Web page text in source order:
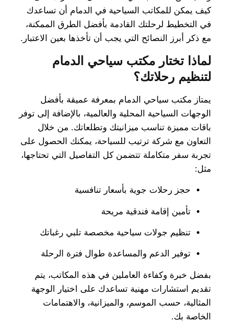
كيف يمكن للمكاتب السياحية في الدمام أن تساعدك
في التخطيط لرحلتك القادمة بأفضل الطرق الممكنة،
مع ذكر أبرز النصائح التي يجب أن تأخذها بعين الاعتبار.
لماذا تختار مكتب سياحي الدمام
لتنظيم رحلاتك؟
يمتاز مكتب سياحي الدمام بمعرفة عميقة بأفضل
الوجهات السياحية المحلية والعالمية، بالإضافة إلى توفر
باقات مميزة تناسب ميزانيتك وتطلعاتك. من خلال
التعاون مع شركة ترتيب للسياحة، يمكنك الحصول على
تجربة سفر متكاملة تتضمن كل التفاصيل التي تحتاجها،
مثل:
حجز رحلات جوية بأسعار تنافسية
تأمين إقامة فندقية مريحة
تنظيم جولات سياحية مخصصة تلبي رغباتك
توفير الدعم والمساعدة طوال فترة الرحلة
بفضل خبرة وكفاءة العاملين في هذه المكاتب، يتم
تقديم استشارات مهنية تساعدك على اختيار الوجهة
المثالية، حسب الموسم، والميزانية، والاهتمامات
الخاصة بك.